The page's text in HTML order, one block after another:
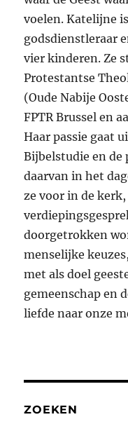
voelen. Katelijne
godsdienstleraar
vier kinderen. Ze
Protestantse
(Oude Nabije
FPTR Brussel en
Haar passie gaat
Bijbelstudie en de
daarvan in het
ze voor in de
doorgetrokken
menselijke
met als doel
gemeenschap en
liefde naar onze
ZOEKEN